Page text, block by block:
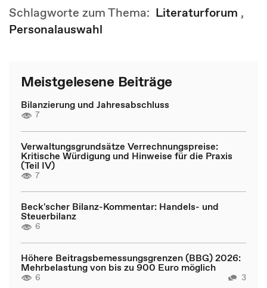
Schlagworte zum Thema: Literaturforum ,
Personalauswahl
Meistgelesene Beiträge
Bilanzierung und Jahresabschluss
7
Verwaltungsgrundsätze Verrechnungspreise:
Kritische Würdigung und Hinweise für die Praxis
(Teil IV)
7
Beck'scher Bilanz-Kommentar: Handels- und
Steuerbilanz
6
Höhere Beitragsbemessungsgrenzen (BBG) 2026:
Mehrbelastung von bis zu 900 Euro möglich
6 3